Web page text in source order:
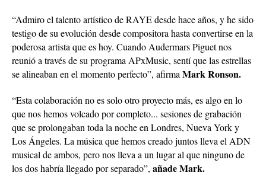
“Admiro el talento artístico de RAYE desde hace años, y he sido
testigo de su evolución desde compositora hasta convertirse en la
poderosa artista que es hoy. Cuando Audermars Piguet nos
reunió a través de su programa APxMusic, sentí que las estrellas
se alineaban en el momento perfecto”, afirma Mark Ronson.
“Esta colaboración no es solo otro proyecto más, es algo en lo
que nos hemos volcado por completo... sesiones de grabación
que se prolongaban toda la noche en Londres, Nueva York y
Los Ángeles. La música que hemos creado juntos lleva el ADN
musical de ambos, pero nos lleva a un lugar al que ninguno de
los dos habría llegado por separado”, añade Mark.